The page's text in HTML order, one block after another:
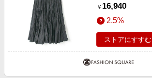
￥ 16,940
2.5%
ストアにすすむ